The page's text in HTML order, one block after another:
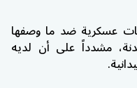
عسكرية ضد ما وصفها
مشدداً على أن لديه